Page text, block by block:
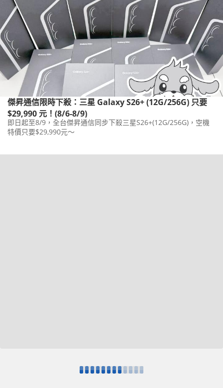
傑昇通信限時下殺：三星 Galaxy S26+ (12G/256G) 只要
$29,990 元！(8/6-8/9)
即日起至8/9，全台傑昇通信同步下殺三星S26+(12G/256G)，空機
特價只要$29,990元～